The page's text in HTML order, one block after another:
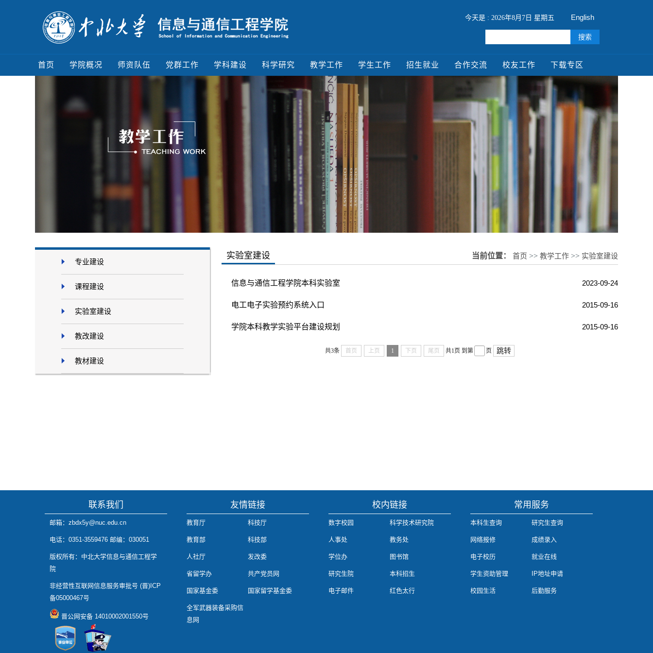
今天是 : 2026年8月7日 星期五 English
首页 学院概况 师资队伍 党群工作 学科建设 科学研究 教学工作 学生工作 招生就业 合作交流 校友工作 下载专区
专业建设
课程建设
实验室建设
教改建设
教材建设
实验室建设 当前位置： 首页 >> 教学工作 >> 实验室建设
信息与通信工程学院本科实验室 2023-09-24
电工电子实验预约系统入口 2015-09-16
学院本科教学实验平台建设规划 2015-09-16
共3条 首页 上页 1 下页 尾页 共1页 到第 页 跳转
联系我们
邮箱：zbdx5y@nuc.edu.cn
电话：0351-3559476 邮编：030051
版权所有：中北大学信息与通信工程学
院
非经营性互联网信息服务审批号 (晋)ICP
备05000467号
晋公网安备 14010002001550号
友情链接
教育厅 科技厅
教育部 科技部
人社厅 发改委
省留学办 共产党员网
国家基金委 国家留学基金委
全军武器装备采购信
息网
校内链接
数字校园 科学技术研究院
人事处 教务处
学位办 图书馆
研究生院 本科招生
电子邮件 红色太行
常用服务
本科生查询 研究生查询
网络报修 成绩录入
电子校历 就业在线
学生资助管理 IP地址申请
校园生活 后勤服务